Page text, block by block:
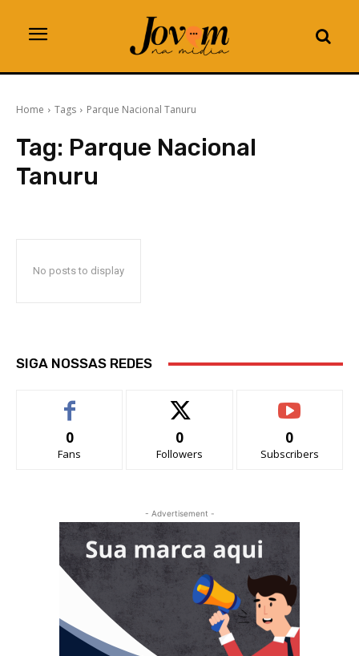
Home Tags Parque Nacional Tanuru
Tag: Parque Nacional
Tanuru
No posts to display
SIGA NOSSAS REDES
0
Fans
0
Followers
0
Subscribers
- Advertisement -